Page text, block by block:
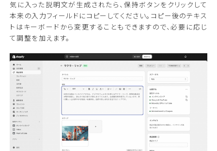
気に入った説明文が生成されたら、保持ボタンをクリックして
本来の入力フィールドにコピーしてください。コピー後のテキス
トはキーボードから変更することもできますので、必要に応じ
て調整を加えます。